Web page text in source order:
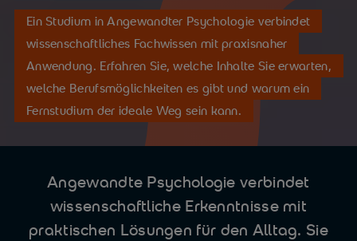
Ein Studium in Angewandter Psychologie verbindet
wissenschaftliches Fachwissen mit praxisnaher
Anwendung. Erfahren Sie, welche Inhalte Sie erwarten,
welche Berufsmöglichkeiten es gibt und warum ein
Fernstudium der ideale Weg sein kann.
Angewandte Psychologie verbindet
wissenschaftliche Erkenntnisse mit
praktischen Lösungen für den Alltag. Sie